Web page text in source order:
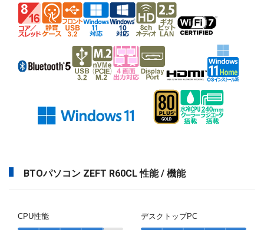
BTOパソコン ZEFT R60CL 性能 / 機能
CPU性能 デスクトップPC